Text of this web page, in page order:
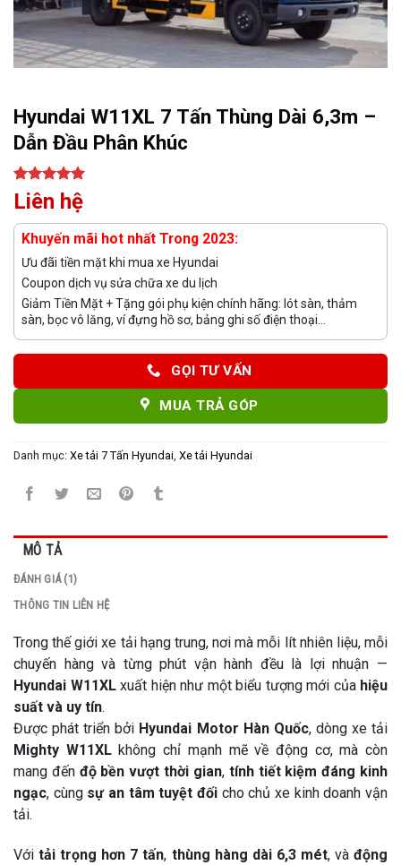
Hyundai W11XL 7 Tấn Thùng Dài 6,3m –
Dẫn Đầu Phân Khúc
5.00trên 5
dựa trên
1
đánh giá
Liên hệ
Khuyến mãi hot nhất Trong 2023:
Ưu đãi tiền mặt khi mua xe Hyundai
Coupon dịch vụ sửa chữa xe du lịch
Giảm Tiền Mặt + Tặng gói phụ kiện chính hãng: lót sàn, thảm
sàn, bọc vô lăng, ví đựng hồ sơ, bảng ghi số điện thoại...
GỌI TƯ VẤN
MUA TRẢ GÓP
Danh mục: Xe tải 7 Tấn Hyundai Xe tải Hyundai
MÔ TẢ
ĐÁNH GIÁ (1)
THÔNG TIN LIÊN HỆ
Trong thế giới xe tải hạng trung, nơi mà mỗi lít nhiên liệu, mỗi
chuyến hàng và từng phút vận hành đều là lợi nhuận —
Hyundai W11XLxuất hiện như một biểu tượng mới của hiệu
suất và uy tín.
Được phát triển bởi Hyundai Motor Hàn Quốc, dòng xe tải
Mighty W11XLkhông chỉ mạnh mẽ về động cơ, mà còn
mang đến độ bền vượt thời gian, tính tiết kiệm đáng kinh
ngạc, cùng sự an tâm tuyệt đối cho chủ xe kinh doanh vận
tải.
Vớitải trọng hơn 7 tấn, thùng hàng dài 6,3 mét, vàđộng